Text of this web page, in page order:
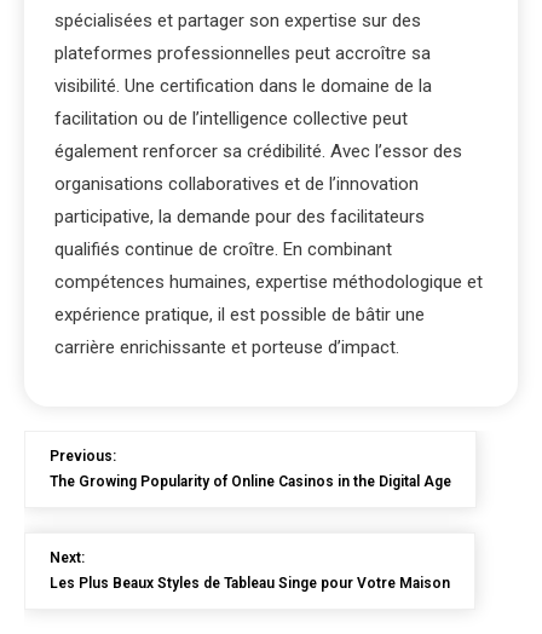
spécialisées et partager son expertise sur des
plateformes professionnelles peut accroître sa
visibilité. Une certification dans le domaine de la
facilitation ou de l’intelligence collective peut
également renforcer sa crédibilité. Avec l’essor des
organisations collaboratives et de l’innovation
participative, la demande pour des facilitateurs
qualifiés continue de croître. En combinant
compétences humaines, expertise méthodologique et
expérience pratique, il est possible de bâtir une
carrière enrichissante et porteuse d’impact.
Previous:
The Growing Popularity of Online Casinos in the Digital Age
Next:
Les Plus Beaux Styles de Tableau Singe pour Votre Maison